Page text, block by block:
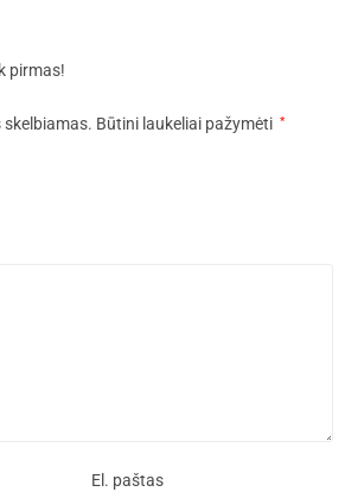
pirmas!
skelbiamas. Būtini laukeliai pažymėti *
El. paštas